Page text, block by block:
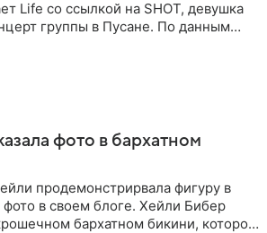
Life со ссылкой на SHOT, девушка
группы в Пусане. По данным
фото в бархатном
продемонстрирвала фигуру в
в своем блоге. Хейли Бибер
бархатном бикини, которое